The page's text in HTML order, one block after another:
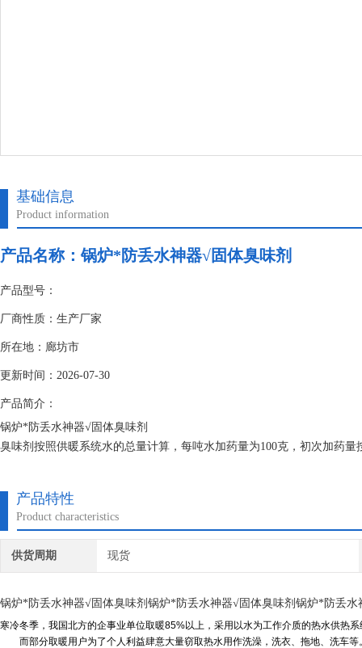
基础信息
Product information
产品名称：锅炉*防丢水神器√固体臭味剂
产品型号：
厂商性质：生产厂家
所在地：廊坊市
更新时间：2026-07-30
产品简介：
锅炉*防丢水神器√固体臭味剂
臭味剂按照供暖系统水的总量计算，每吨水加药量为100克，初次加药
产品特性
Product characteristics
供货周期 现货
锅炉*防丢水神器√固体臭味剂锅炉*防丢水神器√固体臭味剂锅炉*防丢
寒冷冬季，我国北方的企事业单位取暖85%以上，采用以水为工作介质的热水供热系
而部分取暖用户为了个人利益肆意大量窃取热水用作洗澡，洗衣、拖地、洗车等